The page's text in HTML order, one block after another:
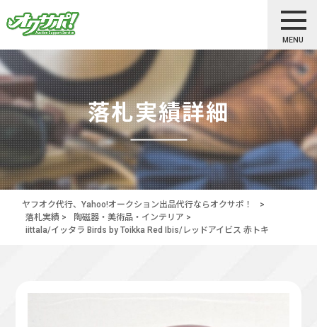
MENU
落札実績詳細
ヤフオク代行、Yahoo!オークション出品代行ならオクサポ！
>
落札実績 > 陶磁器・美術品・インテリア >
iittala/イッタラ Birds by Toikka Red Ibis/レッドアイビス 赤トキ